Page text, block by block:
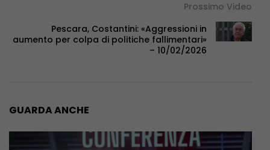
Prossimo Video
Pescara, Costantini: «Aggressioni in
aumento per colpa di politiche fallimentari»
– 10/02/2026
GUARDA ANCHE